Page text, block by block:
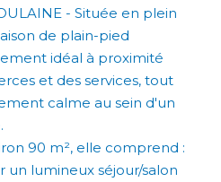
- Située en plein
de plain-pied
idéal à proximité
et des services, tout
calme au sein d'un
90 m², elle comprend :
un lumineux séjour/salon